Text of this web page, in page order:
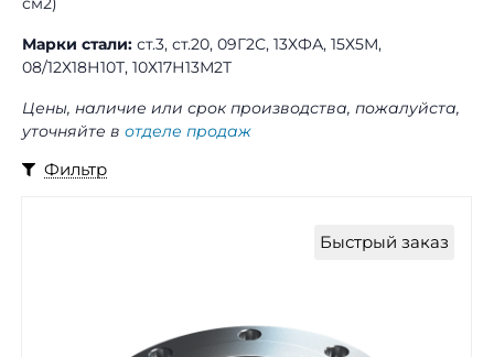
Марки стали: ст.3, ст.20, 09Г2С, 13ХФА, 15Х5М,
08/12Х18Н10Т, 10Х17Н13М2Т
Цены, наличие или срок производства, пожалуйста,
уточняйте в отделе продаж
Фильтр
Быстрый заказ